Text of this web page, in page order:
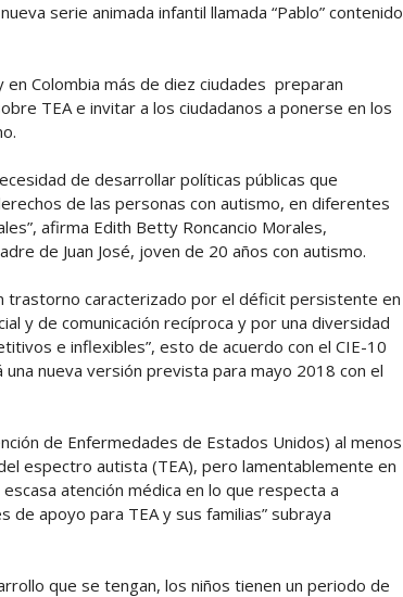
serie animada infantil llamada “Pablo” contenido
en Colombia más de diez ciudades preparan
TEA e invitar a los ciudadanos a ponerse en los
de desarrollar políticas públicas que
de las personas con autismo, en diferentes
afirma Edith Betty Roncancio Morales,
de Juan José, joven de 20 años con autismo.
trastorno caracterizado por el déficit persistente en
y de comunicación recíproca y por una diversidad
e inflexibles”, esto de acuerdo con el CIE-10
nueva versión prevista para mayo 2018 con el
de Enfermedades de Estados Unidos) al menos
espectro autista (TEA), pero lamentablemente en
atención médica en lo que respecta a
apoyo para TEA y sus familias” subraya
que se tengan, los niños tienen un periodo de